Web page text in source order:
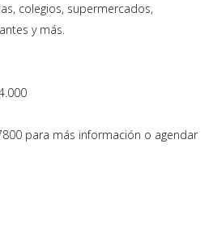
colegios, supermercados,
y más.
para más información o agendar